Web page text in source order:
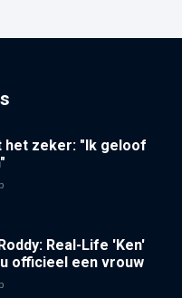
het zeker: "Ik geloof
Real-Life 'Ken'
officieel een vrouw